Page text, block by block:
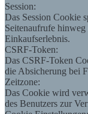
Session:
Das Session Cookie
Seitenaufrufe
Einkaufserlebnis.
CSRF-Token:
Das CSRF-Token
die Absicherung bei
Zeitzone:
Das Cookie wird
des Benutzers zur